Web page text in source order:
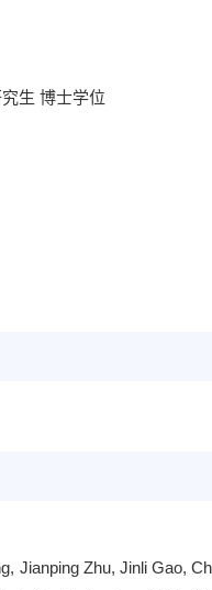
生 博士学位
Jianping Zhu, Jinli Gao,